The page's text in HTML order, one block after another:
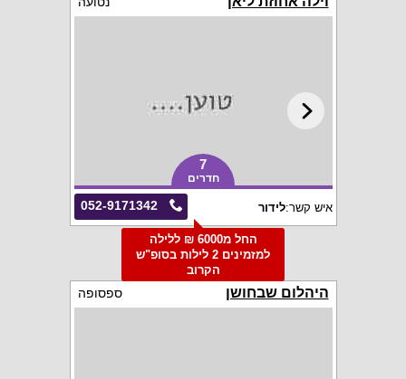
7
חדרים
052-9171342 איש קשר:לידור
החל מ6000 ₪ ללילה
למזמינים 2 לילות בסופ"ש
הקרוב
היהלום שבחושן ספסופה